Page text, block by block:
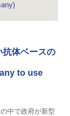
抗体ベースの
to use
中で政府が新型